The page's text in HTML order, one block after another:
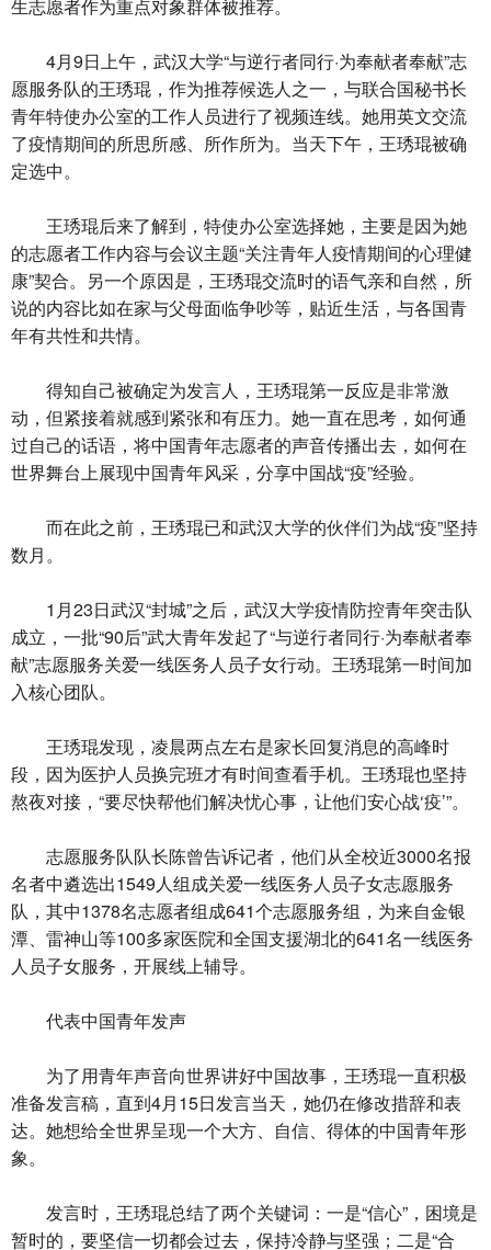
生志愿者作为重点对象群体被推荐。
4月9日上午，武汉大学“与逆行者同行·为奉献者奉献”志
愿服务队的王琇琨，作为推荐候选人之一，与联合国秘书长
青年特使办公室的工作人员进行了视频连线。她用英文交流
了疫情期间的所思所感、所作所为。当天下午，王琇琨被确
定选中。
王琇琨后来了解到，特使办公室选择她，主要是因为她
的志愿者工作内容与会议主题“关注青年人疫情期间的心理健
康”契合。另一个原因是，王琇琨交流时的语气亲和自然，所
说的内容比如在家与父母面临争吵等，贴近生活，与各国青
年有共性和共情。
得知自己被确定为发言人，王琇琨第一反应是非常激
动，但紧接着就感到紧张和有压力。她一直在思考，如何通
过自己的话语，将中国青年志愿者的声音传播出去，如何在
世界舞台上展现中国青年风采，分享中国战“疫”经验。
而在此之前，王琇琨已和武汉大学的伙伴们为战“疫”坚持
数月。
1月23日武汉“封城”之后，武汉大学疫情防控青年突击队
成立，一批“90后”武大青年发起了“与逆行者同行·为奉献者奉
献”志愿服务关爱一线医务人员子女行动。王琇琨第一时间加
入核心团队。
王琇琨发现，凌晨两点左右是家长回复消息的高峰时
段，因为医护人员换完班才有时间查看手机。王琇琨也坚持
熬夜对接，“要尽快帮他们解决忧心事，让他们安心战‘疫’”。
志愿服务队队长陈曾告诉记者，他们从全校近3000名报
名者中遴选出1549人组成关爱一线医务人员子女志愿服务
队，其中1378名志愿者组成641个志愿服务组，为来自金银
潭、雷神山等100多家医院和全国支援湖北的641名一线医务
人员子女服务，开展线上辅导。
代表中国青年发声
为了用青年声音向世界讲好中国故事，王琇琨一直积极
准备发言稿，直到4月15日发言当天，她仍在修改措辞和表
达。她想给全世界呈现一个大方、自信、得体的中国青年形
象。
发言时，王琇琨总结了两个关键词：一是“信心”，困境是
暂时的，要坚信一切都会过去，保持冷静与坚强；二是“合